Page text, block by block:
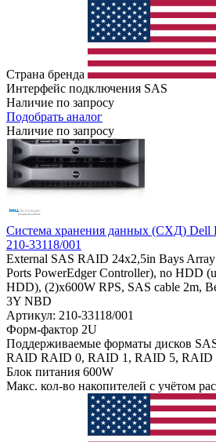
Страна бренда
Интерфейс подключения SAS
Наличие по запросу
Подобрать аналог
Наличие по запросу
Система хранения данных (СХД) Dell
210-33118/001
External SAS RAID 24x2,5in Bays
Ports PowerEdger Controller), no HDD
HDD), (2)x600W RPS, SAS cable 2m,
3Y NBD
Артикул: 210-33118/001
Форм-фактор 2U
Поддерживаемые форматы дисков
RAID RAID 0, RAID 1, RAID 5, RAID
Блок питания 600W
Макс. кол-во накопителей с учётом